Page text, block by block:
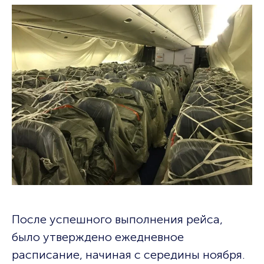
После успешного выполнения рейса,
было утверждено ежедневное
расписание, начиная с середины ноября.